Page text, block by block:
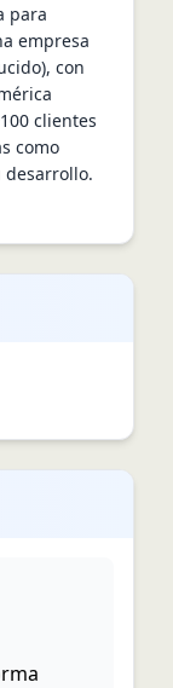
para
empresa
con
clientes
como
desarrollo.